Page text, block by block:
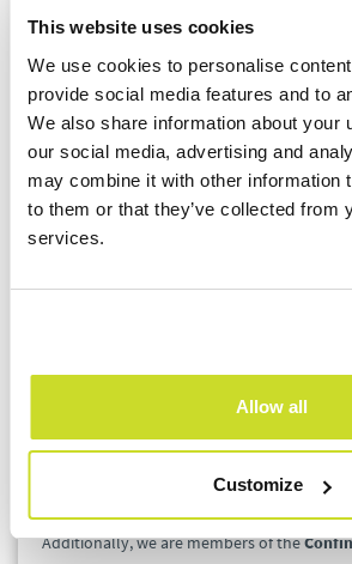
This website uses cookies
We use cookies to personalise
provide social media features and to
We also share information about your
our social media, advertising and
may combine it with other information
to them or that they’ve collected from
services.
Allow all
Customize
We recognize the value of being a reliable
many companies in the CEE region,
entrepreneurs. TheItalian Deskat ASB
cooperation with Italian firms, offering
services for entrepreneurs and Polish
capital operating in Poland and Polish
in Italy. We provide guidance at every
activities, safeguarding the interests of our
Thanks to our proficiency in the Italian
our clients in their native language,
understanding of their needs and
for their business ventures.
Additionally, we are members of the